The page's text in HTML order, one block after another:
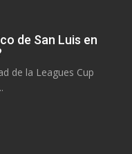
de San Luis en
de la Leagues Cup